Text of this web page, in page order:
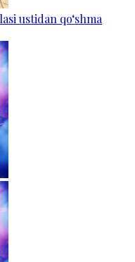
ustidan qo‘shma